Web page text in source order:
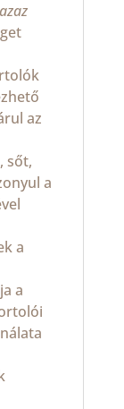
az
sőt,
a
a
a